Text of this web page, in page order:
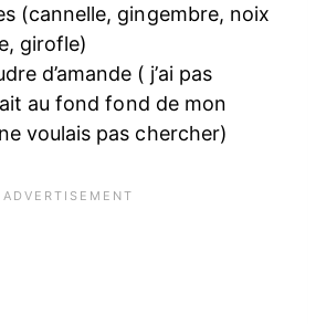
(cannelle, gingembre, noix
girofle)
d’amande ( j’ai pas
au fond fond de mon
voulais pas chercher)